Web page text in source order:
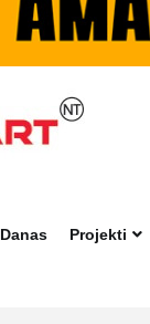
Danas Projekti